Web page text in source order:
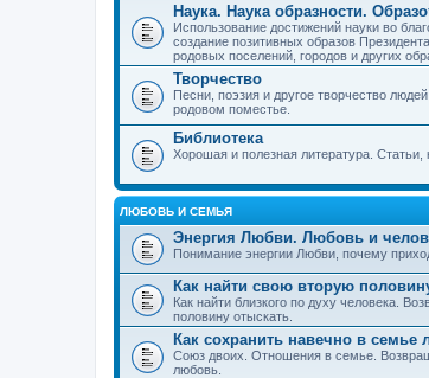
Наука. Наука образности.
Использование достижений науки во
создание позитивных образов
родовых поселений, городов и других
Творчество
Песни, поэзия и другое творчество
родовом поместье.
Библиотека
Хорошая и полезная литература.
ЛЮБОВЬ И СЕМЬЯ
Энергия Любви. Любовь и
Понимание энергии Любви, почему
Как найти свою вторую
Как найти близкого по духу человека.
половину отыскать.
Как сохранить навечно в семье
Союз двоих. Отношения в семье.
любовь.